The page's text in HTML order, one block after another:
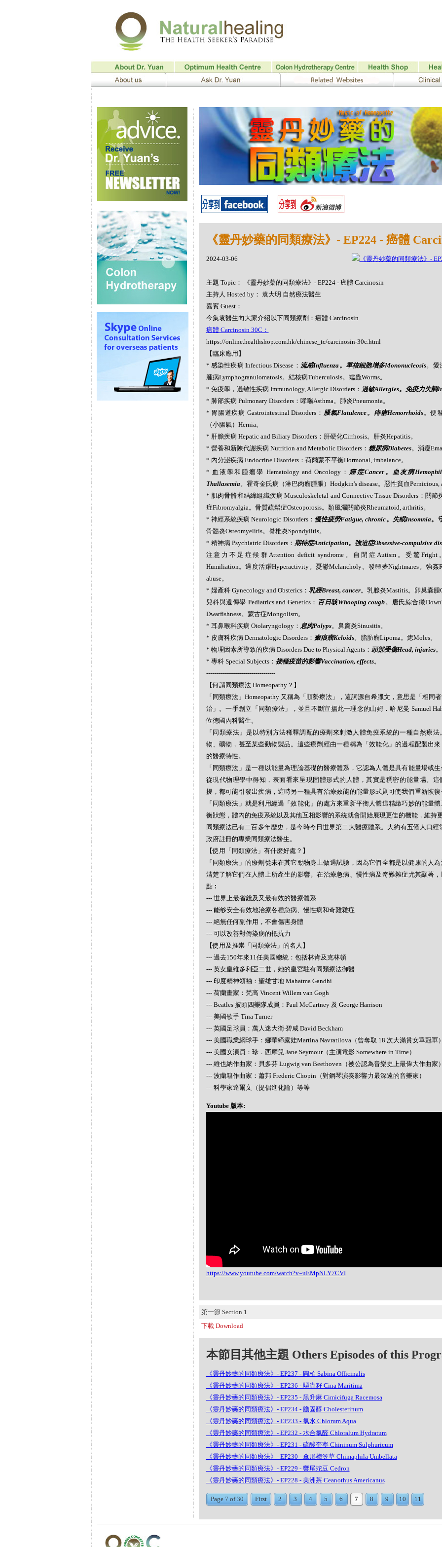
《靈丹妙藥的同類療法》- EP224 - 癌體
2024-03-06
主題 Topic： 《靈丹妙藥的同類療法》- EP224 - 癌體 Carcinosin
主持人 Hosted by： 袁大明 自然療法醫生
嘉賓 Guest：
今集袁醫生向大家介紹以下同類療劑：癌體 Carcinosin
癌體 Carcinosin 30C：
https://online.healthshop.com.hk/chinese_tc/carcinosin-30c.html
【臨床應用】
* 感染性疾病 Infectious Disease： 流感Influenza。單核細胞增多Mononucleosis。愛
腫病Lymphogranulomatosis。結核病Tuberculosis。蠕蟲Worms。
* 免疫學，過敏性疾病 Immunology, Allergic Disorders： 過敏Allergies。免疫力失調
* 肺部疾病 Pulmonary Disorders：哮喘Asthma。肺炎Pneumonia。
* 胃腸道疾病 Gastrointestinal Disorders： 脹氣Flatulence。痔瘡Hemorrhoids。便
（小腸氣）Hernia。
* 肝膽疾病 Hepatic and Biliary Disorders：肝硬化Cirrhosis。肝炎Hepatitis。
* 營養和新陳代謝疾病 Nutrition and Metabolic Disorders： 糖尿病Diabetes。消瘦
* 內分泌疾病 Endocrine Disorders：荷爾蒙不平衡Hormonal, imbalance。
* 血液學和腫瘤學 Hematology and Oncology： 癌症Cancer。血友病
Thallasemia。霍奇金氏病（淋巴肉瘤腫脹）Hodgkin's disease。惡性貧血Pernicious,
* 肌肉骨骼和結締組織疾病 Musculoskeletal and Connective Tissue Disorders：關
症Fibromyalgia。骨質疏鬆症Osteoporosis。類風濕關節炎Rheumatoid, arthritis。
* 神經系統疾病 Neurologic Disorders： 慢性疲勞Fatigue, chronic。失眠Insomnia。
骨髓炎Osteomyelitis。脊椎炎Spondylitis。
* 精神病 Psychiatric Disorders： 期待症Anticipation。強迫症Obsessive-compulsive
注意力不足症候群Attention deficit syndrome。自閉症Autism。受驚
Humiliation。過度活躍Hyperactivity。憂鬱Melancholy。發噩夢Nightmares。強姦
abuse。
* 婦產科 Gynecology and Obsterics： 乳癌Breast, cancer。乳腺炎Mastitis。卵巢囊腫
兒科與遺傳學 Pediatrics and Genetics： 百日咳Whooping cough。唐氏綜合徵
Dwarfishness。蒙古症Mongolism。
* 耳鼻喉科疾病 Otolaryngology： 息肉Polyps。鼻竇炎Sinusitis。
* 皮膚科疾病 Dermatologic Disorders： 瘢痕瘤Keloids。脂肪瘤Lipoma。痣Moles。
* 物理因素所導致的疾病 Disorders Due to Physical Agents： 頭部受傷Head, injuries。
* 專科 Special Subjects： 接種疫苗的影響Vaccination, effects。
-----------------------------------
【何謂同類療法 Homeopathy？】
「同類療法」Homeopathy 又稱為「順勢療法」，這詞源自希臘文，意思是「相同
治」。一手創立「同類療法」，並且不斷宣揚此一理念的山姆．哈尼曼 Samuel
位德國內科醫生。
「同類療法」是以特別方法稀釋調配的療劑來刺激人體免疫系統的一種自然療
物、礦物，甚至某些動物製品。這些療劑經由一種稱為「效能化」的過程配製出
的醫療特性。
「同類療法」是一種以能量為理論基礎的醫療體系，它認為人體是具有能量場或
從現代物理學中得知，表面看來呈現固體形式的人體，其實是稠密的能量場。這
擾，都可能引發出疾病，這時另一種具有治療效能的能量形式則可使我們重新恢
「同類療法」就是利用經過「效能化」的處方來重新平衡人體這精緻巧妙的能量
衡狀態，體內的免疫系統以及其他互相影響的系統就會開始展現更佳的機能，維持
同類療法已有二百多年歴史，是今時今日世界第二大醫療體系。大約有五億人口經
政府註冊的專業同類療法醫生。
【使用「同類療法」有什麽好處？】
「同類療法」的療劑從未在其它動物身上做過試驗，因為它們全都是以健康的人
清楚了解它們在人體上所產生的影響。在治療急病、慢性病及奇難雜症尤其顯著
點︰
--- 世界上最省錢及又最有效的醫療體系
--- 能够安全有效地治療各種急病、慢性病和奇難雜症
--- 絕無任何副作用，不會傷害身體
--- 可以改善對傳染病的抵抗力
【使用及推崇「同類療法」的名人】
--- 過去150年來11任美國總統：包括林肯及克林頓
--- 英女皇維多利亞二世，她的皇宮駐有同類療法御醫
--- 印度精神領袖：聖雄甘地 Mahatma Gandhi
--- 荷蘭畫家：梵高 Vincent Willem van Gogh
--- Beatles 披頭四樂隊成員：Paul McCartney 及 George Harrison
--- 美國歌手 Tina Turner
--- 英國足球員：萬人迷大衛‧碧咸 David Beckham
--- 美國職業網球手：娜華締露娃Martina Navratilova（曾奪取 18 次大滿貫女單冠軍
--- 美國女演員：珍．西摩兒 Jane Seymour（主演電影 Somewhere in Time）
--- 維也納作曲家：貝多芬 Lugwig van Beethoven（被公認為音樂史上最偉大作曲家
--- 波蘭籍作曲家：蕭邦 Frederic Chopin（對鋼琴演奏影響力最深遠的音樂家）
--- 科學家達爾文（提倡進化論）等等
Youtube 版本:
https://www.youtube.com/watch?v=uEMpNLY7CVI
第一節 Section 1
下載 Download
本節目其他主題 Others Episodes of this
《靈丹妙藥的同類療法》- EP237 - 圓柏 Sabina Officinalis
《靈丹妙藥的同類療法》- EP236 - 驅蟲籽 Cina Maritima
《靈丹妙藥的同類療法》- EP235 - 黑升麻 Cimicifuga Racemosa
《靈丹妙藥的同類療法》- EP234 - 膽固醇 Cholesterinum
《靈丹妙藥的同類療法》- EP233 - 氯水 Chlorum Aqua
《靈丹妙藥的同類療法》- EP232 - 水合氯醛 Chloralum Hydratum
《靈丹妙藥的同類療法》- EP231 - 硫酸奎寧 Chininum Sulphuricum
《靈丹妙藥的同類療法》- EP230 - 傘形梅笠草 Chimaphila Umbellata
《靈丹妙藥的同類療法》- EP229 - 響尾蛇豆 Cedron
《靈丹妙藥的同類療法》- EP228 - 美洲茶 Ceanothus Americanus
Page 7 of 30 First 2 3 4 5 6 7 8 9 10 11